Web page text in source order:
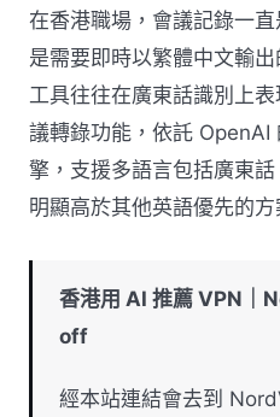
在香港職場，會議記錄一
是需要即時以繁體中文輸
工具往往在廣東話識別上
議轉錄功能，依託 OpenAI
擎，支援多語言包括廣東
明顯高於其他英語優先的方
香港用 AI 推薦 VPN｜
off
經本站連結會去到